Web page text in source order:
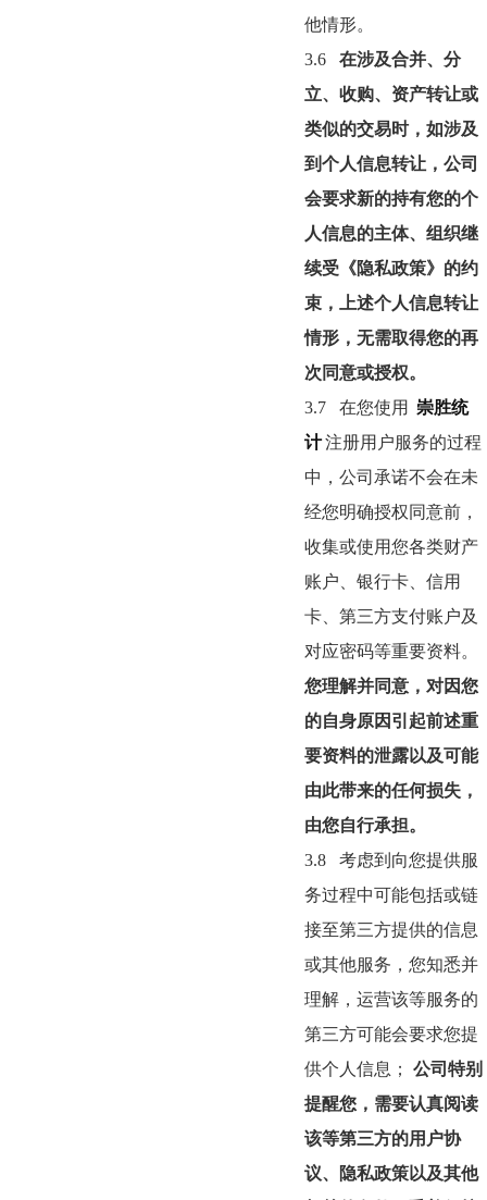
他情形。
3.6
在涉及合并、分
立、收购、资产转让或
类似的交易时，如涉及
到个人信息转让，公司
会要求新的持有您的个
人信息的主体、组织继
续受《隐私政策》的约
束，上述个人信息转让
情形，无需取得您的再
次同意或授权。
3.7
在您使用
崇胜统
计注册用户服务的过程
中，公司承诺不会在未
经您明确授权同意前，
收集或使用您各类财产
账户、银行卡、信用
卡、第三方支付账户及
对应密码等重要资料。
您理解并同意，对因您
的自身原因引起前述重
要资料的泄露以及可能
由此带来的任何损失，
由您自行承担。
3.8
考虑到向您提供服
务过程中可能包括或链
接至第三方提供的信息
或其他服务，您知悉并
理解，运营该等服务的
第三方可能会要求您提
供个人信息； 公司特别
提醒您，需要认真阅读
该等第三方的用户协
议、隐私政策以及其他